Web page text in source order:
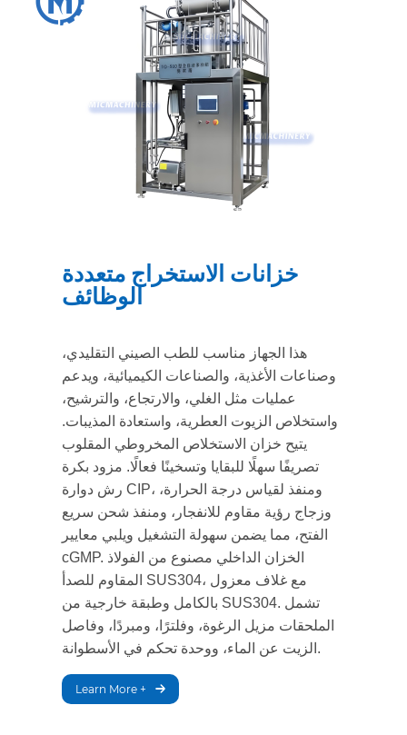
خزانات الاستخراج متعددة
الوظائف
هذا الجهاز مناسب للطب الصيني التقليدي،
وصناعات الأغذية، والصناعات الكيميائية، ويدعم
عمليات مثل الغلي، والارتجاع، والترشيح،
واستخلاص الزيوت العطرية، واستعادة المذيبات.
يتيح خزان الاستخلاص المخروطي المقلوب
تصريفًا سهلًا للبقايا وتسخينًا فعالًا. مزود بكرة
رش دوارة CIP، ومنفذ لقياس درجة الحرارة،
وزجاج رؤية مقاوم للانفجار، ومنفذ شحن سريع
الفتح، مما يضمن سهولة التشغيل ويلبي معايير
cGMP. الخزان الداخلي مصنوع من الفولاذ
المقاوم للصدأ SUS304، مع غلاف معزول
بالكامل وطبقة خارجية من SUS304. تشمل
الملحقات مزيل الرغوة، وفلترًا، ومبردًا، وفاصل
الزيت عن الماء، ووحدة تحكم في الأسطوانة.
Learn More +